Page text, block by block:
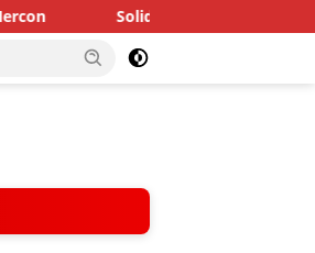
Solid Bersama Hiswana Migas Kalsel,